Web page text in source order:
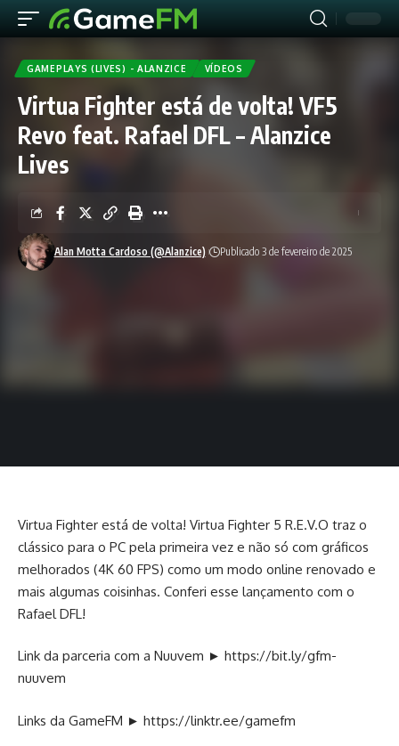
GAMEPLAYS (LIVES) - ALANZICE VÍDEOS
Virtua Fighter está de volta! VF5
Revo feat. Rafael DFL – Alanzice
Lives
Alan Motta Cardoso (@Alanzice) Publicado 3 de fevereiro de 2025
Virtua Fighter está de volta! Virtua Fighter 5 R.E.V.O traz o
clássico para o PC pela primeira vez e não só com gráficos
melhorados (4K 60 FPS) como um modo online renovado e
mais algumas coisinhas. Conferi esse lançamento com o
Rafael DFL!
Link da parceria com a Nuuvem ► https://bit.ly/gfm-
nuuvem
Links da GameFM ► https://linktr.ee/gamefm